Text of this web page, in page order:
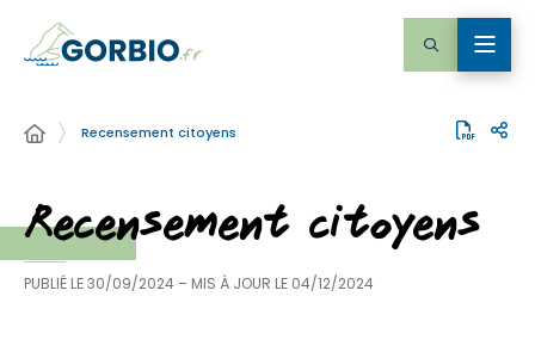
Recensement citoyens
Recensement citoyens
PUBLIÉ LE30/09/2024 – MIS À JOUR LE 04/12/2024